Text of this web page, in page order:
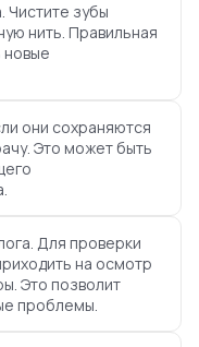
Чистите зубы
нить. Правильная
новые
они сохраняются
Это может быть
Для проверки
на осмотр
Это позволит
проблемы.